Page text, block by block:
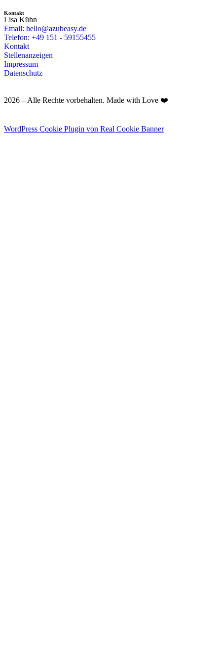
Kontakt
Lisa Kühn
Email: hello@azubeasy.de
Telefon: +49 151 - 59155455
Kontakt
Stellenanzeigen
Impressum
Datenschutz
2026 – Alle Rechte vorbehalten. Made with Love ❤️
WordPress Cookie Plugin von Real Cookie Banner